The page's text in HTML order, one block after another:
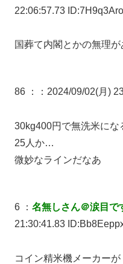
22:06:57.73
国葬て内閣とかの無理
86 ： ：2024/09/02(月)
30kg400円で無洗米にな
25人か…
微妙なラインだなあ
6 ： 名無しさん＠涙目で
21:30:41.83
コイン精米機メーカー